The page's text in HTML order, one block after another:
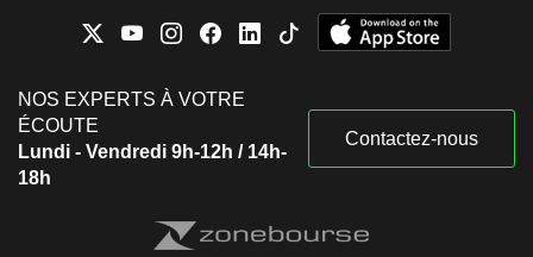
NOS EXPERTS À VOTRE
ÉCOUTE
Lundi - Vendredi 9h-12h / 14h-
18h
Contactez-nous